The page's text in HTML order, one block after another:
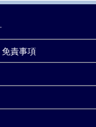
責事項